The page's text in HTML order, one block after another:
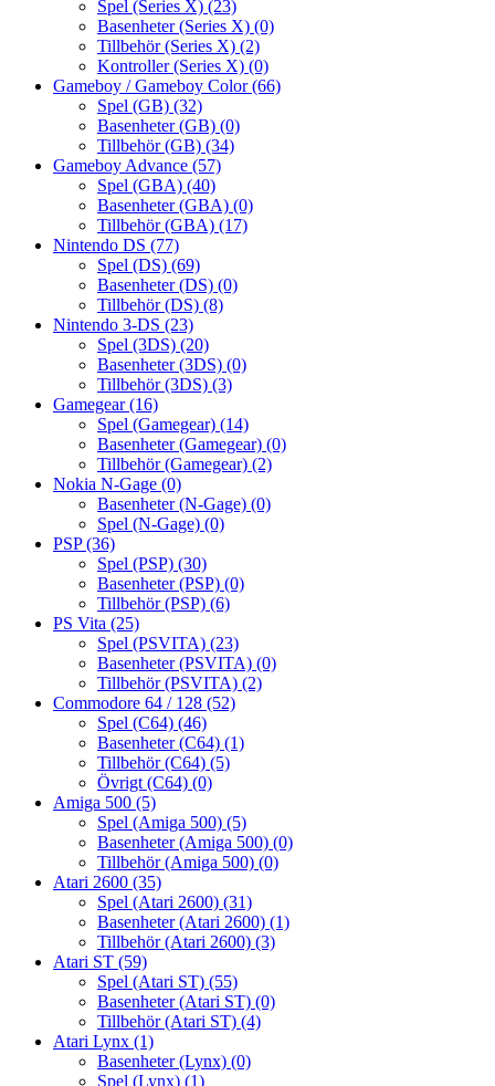
Spel (Series X) (23)
Basenheter (Series X) (0)
Tillbehör (Series X) (2)
Kontroller (Series X) (0)
Gameboy / Gameboy Color(66)
Spel (GB) (32)
Basenheter (GB) (0)
Tillbehör (GB) (34)
Gameboy Advance (57)
Spel (GBA) (40)
Basenheter (GBA) (0)
Tillbehör (GBA) (17)
Nintendo DS (77)
Spel (DS) (69)
Basenheter (DS) (0)
Tillbehör (DS) (8)
Nintendo 3-DS (23)
Spel (3DS) (20)
Basenheter (3DS) (0)
Tillbehör (3DS) (3)
Gamegear(16)
Spel (Gamegear) (14)
Basenheter (Gamegear) (0)
Tillbehör (Gamegear) (2)
Nokia N-Gage (0)
Basenheter (N-Gage) (0)
Spel (N-Gage) (0)
PSP(36)
Spel (PSP) (30)
Basenheter (PSP) (0)
Tillbehör (PSP) (6)
PS Vita (25)
Spel (PSVITA) (23)
Basenheter (PSVITA) (0)
Tillbehör (PSVITA) (2)
Commodore 64 / 128 (52)
Spel (C64) (46)
Basenheter (C64) (1)
Tillbehör (C64) (5)
Övrigt (C64) (0)
Amiga 500 (5)
Spel (Amiga 500) (5)
Basenheter (Amiga 500) (0)
Tillbehör (Amiga 500) (0)
Atari 2600 (35)
Spel (Atari 2600) (31)
Basenheter (Atari 2600) (1)
Tillbehör (Atari 2600) (3)
Atari ST (59)
Spel (Atari ST) (55)
Basenheter (Atari ST) (0)
Tillbehör (Atari ST) (4)
Atari Lynx (1)
Basenheter (Lynx) (0)
Spel (Lynx) (1)